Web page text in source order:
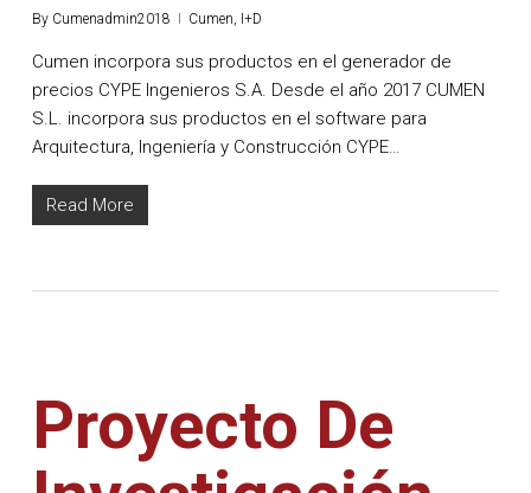
By Cumenadmin2018 Cumen, I+D
Cumen incorpora sus productos en el generador de
precios CYPE Ingenieros S.A. Desde el año 2017 CUMEN
S.L. incorpora sus productos en el software para
Arquitectura, Ingeniería y Construcción CYPE…
Read More
Proyecto De